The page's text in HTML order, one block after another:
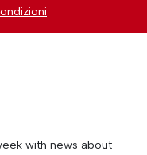
with news about